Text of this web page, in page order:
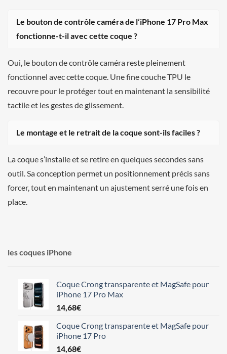
Le bouton de contrôle caméra de l’iPhone 17 Pro Max
fonctionne-t-il avec cette coque ?
Oui, le bouton de contrôle caméra reste pleinement
fonctionnel avec cette coque. Une fine couche TPU le
recouvre pour le protéger tout en maintenant la sensibilité
tactile et les gestes de glissement.
Le montage et le retrait de la coque sont-ils faciles ?
La coque s’installe et se retire en quelques secondes sans
outil. Sa conception permet un positionnement précis sans
forcer, tout en maintenant un ajustement serré une fois en
place.
les coques iPhone
Coque Crong transparente et MagSafe pour
iPhone 17 Pro Max
14,68€
Coque Crong transparente et MagSafe pour
iPhone 17 Pro
14,68€